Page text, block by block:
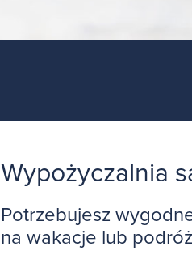
Wypożyczalnia
Potrzebujesz
na wakacje lub